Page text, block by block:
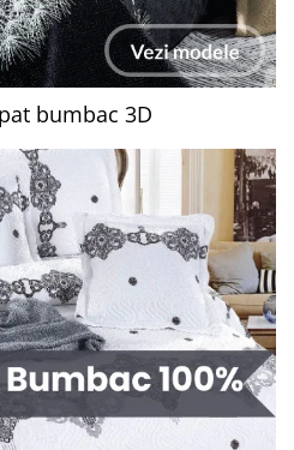
bumbac 3D